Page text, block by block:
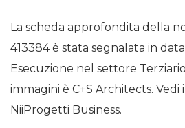
La scheda approfondita della
413384 è stata segnalata in
Esecuzione nel settore
immagini è C+S Architects. Vedi
NiiProgetti Business.